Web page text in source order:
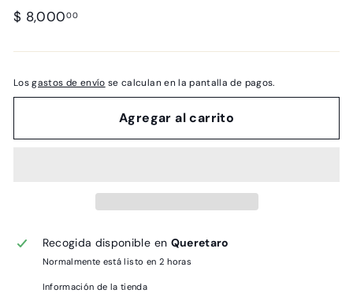
Precio
$ 8,00000$
Losgastos de envío se calculan en la pantalla de pagos.
Agregar al carrito
Recogida disponible en Queretaro
Normalmente está listo en 2 horas
Información de la tienda